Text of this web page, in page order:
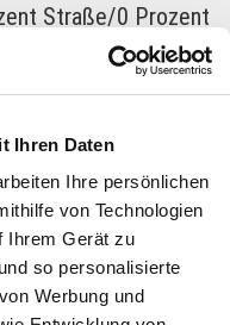
Ihren Daten
Ihre persönlichen
von Technologien
Ihrem Gerät zu
so personalisierte
Werbung und
Straße/0 Prozent